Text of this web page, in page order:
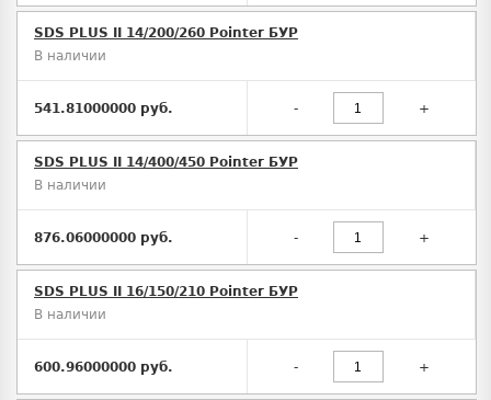
SDS PLUS II 14/200/260 Pointer БУР
В наличии
541.81000000 руб. - +
SDS PLUS II 14/400/450 Pointer БУР
В наличии
876.06000000 руб. - +
SDS PLUS II 16/150/210 Pointer БУР
В наличии
600.96000000 руб. - +